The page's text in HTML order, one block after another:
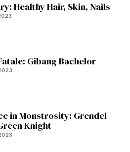
Healthy Hair, Skin, Nails
Gibang Bachelor
in Monstrosity: Grendel
Knight